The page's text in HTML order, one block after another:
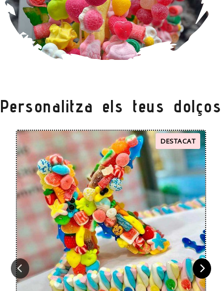
Personalitza els teus dolços
DESTACAT
Anterior